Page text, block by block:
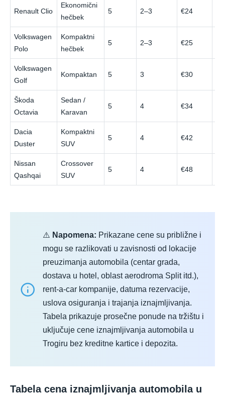
Renault Clio
Ekonomični
hečbek
5 2–3 €24
Volkswagen
Polo
Kompaktni
hečbek
5 2–3 €25
Volkswagen
Golf
Kompaktan 5 3 €30
Škoda
Octavia
Sedan /
Karavan
5 4 €34
Dacia
Duster
Kompaktni
SUV
5 4 €42
Nissan
Qashqai
Crossover
SUV
5 4 €48
⚠️ Napomena: Prikazane cene su približne i
mogu se razlikovati u zavisnosti od lokacije
preuzimanja automobila (centar grada,
dostava u hotel, oblast aerodroma Split itd.),
rent-a-car kompanije, datuma rezervacije,
uslova osiguranja i trajanja iznajmljivanja.
Tabela prikazuje prosečne ponude na tržištu i
uključuje cene iznajmljivanja automobila u
Trogiru bez kreditne kartice i depozita.
Tabela cena iznajmljivanja automobila u